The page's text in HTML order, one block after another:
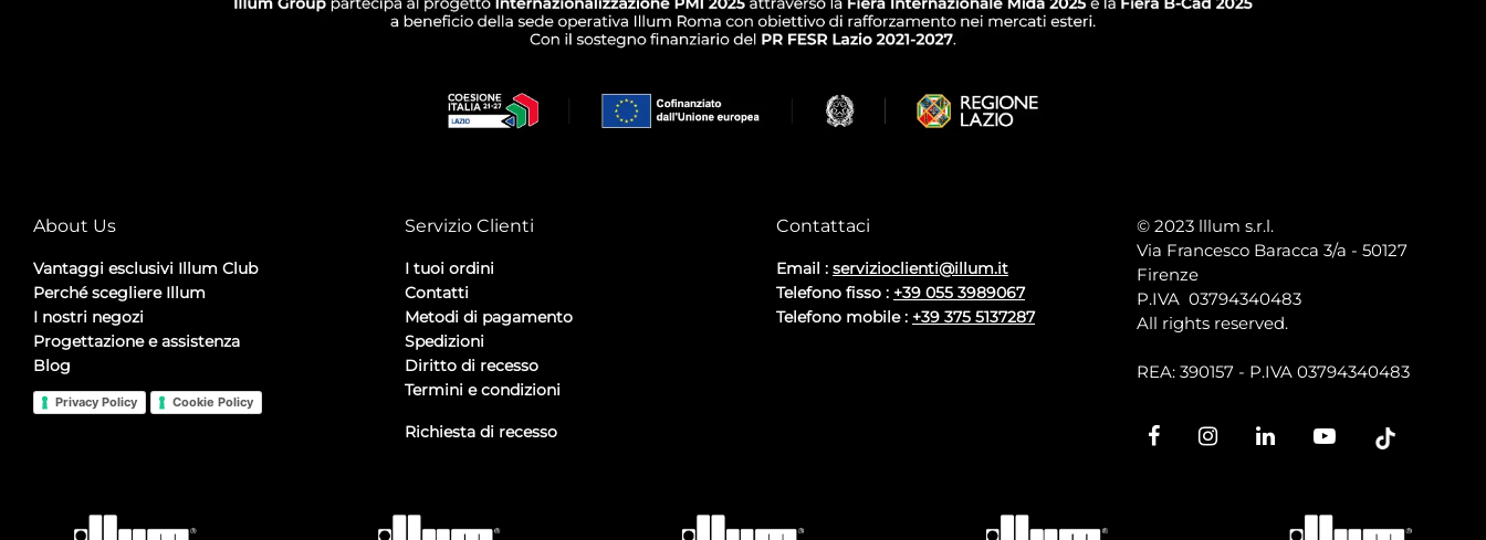
About Us
Vantaggi esclusivi Illum Club
Perché scegliere Illum
I nostri negozi
Progettazione e assistenza
Blog
Privacy Policy Cookie Policy
Servizio Clienti
I tuoi ordini
Contatti
Metodi di pagamento
Spedizioni
Diritto di recesso
Termini e condizioni
Richiesta di recesso
Contattaci
Email : servizioclienti@illum.it
Telefono fisso : +39 055 3989067
Telefono mobile : +39 375 5137287
© 2023 lllum s.r.l.
Via Francesco Baracca 3/a - 50127
Firenze
P.IVA 03794340483
All rights reserved.
REA: 390157 - P.IVA 03794340483